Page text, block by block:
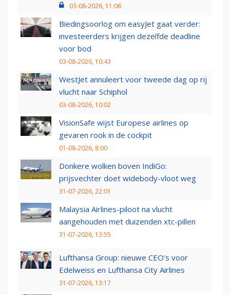
03-08-2026, 11:06
Biedingsoorlog om easyJet gaat verder:
investeerders krijgen dezelfde deadline
voor bod
03-08-2026, 10:43
WestJet annuleert voor tweede dag op rij
vlucht naar Schiphol
03-08-2026, 10:02
VisionSafe wijst Europese airlines op
gevaren rook in de cockpit
01-08-2026, 8:00
Donkere wolken boven IndiGo:
prijsvechter doet widebody-vloot weg
31-07-2026, 22:01
Malaysia Airlines-piloot na vlucht
aangehouden met duizenden xtc-pillen
31-07-2026, 13:55
Lufthansa Group: nieuwe CEO’s voor
Edelweiss en Lufthansa City Airlines
31-07-2026, 13:17